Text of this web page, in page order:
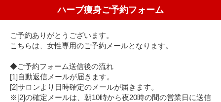
ハーブ痩身ご予約フォーム
ご予約ありがとうございます。
こちらは、女性専用のご予約メールとなります。
◆ご予約フォーム送信後の流れ
[1]自動返信メールが届きます。
[2]サロンより日時確定のメールが届きます。
※[2]の確定メールは、朝10時から夜20時の間の営業日に送信